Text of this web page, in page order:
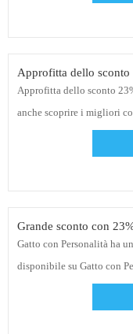
Approfitta dello sconto
Approfitta dello sconto
anche scoprire i migliori
Grande sconto con
Gatto con Personalità ha
disponibile su Gatto con